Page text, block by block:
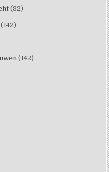
(82)
(142)
(142)